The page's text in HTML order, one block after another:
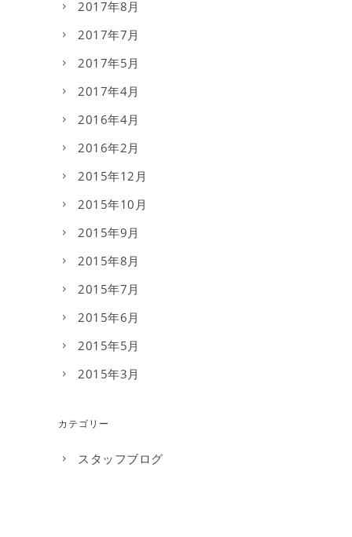
2017年8月
2017年7月
2017年5月
2017年4月
2016年4月
2016年2月
2015年12月
2015年10月
2015年9月
2015年8月
2015年7月
2015年6月
2015年5月
2015年3月
カテゴリー
スタッフブログ